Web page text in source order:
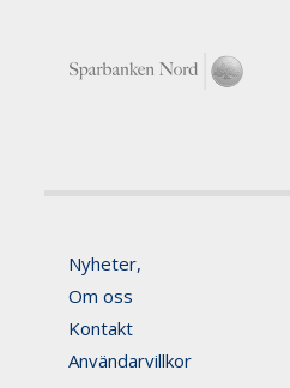
Nyheter,
Om oss
Kontakt
Användarvillkor